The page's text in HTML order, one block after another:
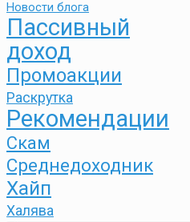
Новости блога
Пассивный
доход
Промоакции
Раскрутка
Рекомендации
Скам
Среднедоходник
Хайп
Халява